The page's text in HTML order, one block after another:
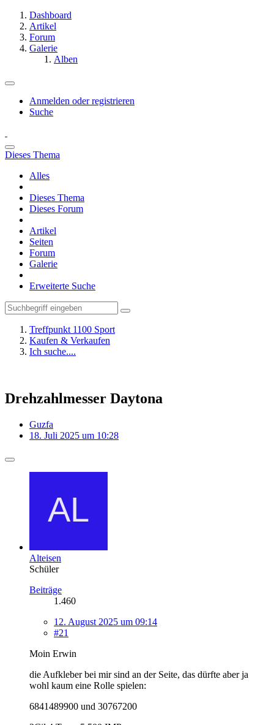
Dashboard
Artikel
Forum
Galerie
Alben
Anmelden oder registrieren
Suche
Dieses Thema
Alles
Dieses Thema
Dieses Forum
Artikel
Seiten
Forum
Galerie
Erweiterte Suche
Treffpunkt 1100 Sport
Kaufen & Verkaufen
Ich suche....
Drehzahlmesser Daytona
Guzfa
18. Juli 2025 um 10:28
Alteisen
Schüler
Beiträge
1.460
12. August 2025 um 09:14
#21
Moin Erwin
die Aufkleber bei mir sind an der Seite, das dürfte aber ja
wohl kaum eine Rolle spielen:
6841489900 und 30767200